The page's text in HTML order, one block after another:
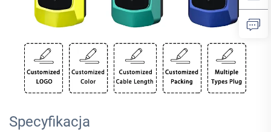
Specyfikacja